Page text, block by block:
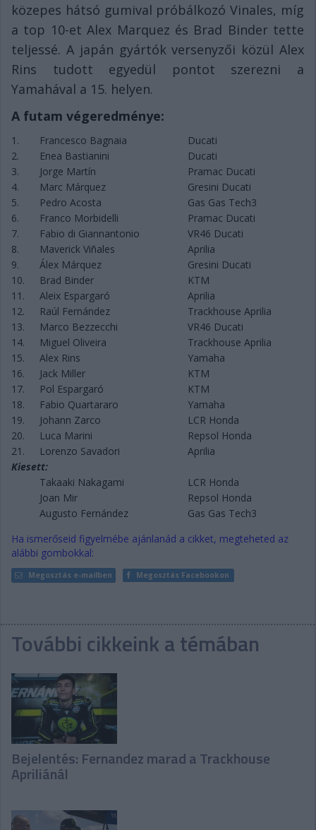
közepes hátsó gumival próbálkozó Vinales, míg
a top 10-et Alex Marquez és Brad Binder tette
teljessé. A japán gyártók versenyzői közül Alex
Rins tudott egyedül pontot szerezni a
Yamahával a 15. helyen.
A futam végeredménye:
1. Francesco Bagnaia
Ducati
2.
Enea Bastianini
Ducati
3.
Jorge Martín
Pramac Ducati
4.
Marc Márquez
Gresini Ducati
5.
Pedro Acosta
Gas Gas Tech3
6.
Franco Morbidelli
Pramac Ducati
7.
Fabio di Giannantonio
VR46 Ducati
8.
Maverick Viñales
Aprilia
9.
Álex Márquez
Gresini Ducati
10.
Brad Binder
KTM
11.
Aleix Espargaró
Aprilia
12.
Raúl Fernández
Trackhouse Aprilia
13.
Marco Bezzecchi
VR46 Ducati
14.
Miguel Oliveira
Trackhouse Aprilia
15.
Alex Rins
Yamaha
16.
Jack Miller
KTM
17.
Pol Espargaró
KTM
18.
Fabio Quartararo
Yamaha
19.
Johann Zarco
LCR Honda
20.
Luca Marini
Repsol Honda
21.
Lorenzo Savadori
Aprilia
Kiesett:
Takaaki Nakagami
LCR Honda
Joan Mir
Repsol Honda
Augusto Fernández
Gas Gas Tech3
Ha ismerőseid figyelmébe ajánlanád a cikket, megteheted az
alábbi gombokkal:
Megosztás e-mailben Megosztás Facebookon
További cikkeink a témában
Bejelentés: Fernandez marad a Trackhouse
Apriliánál